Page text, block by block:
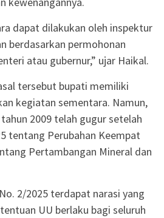
dapat dilakukan oleh inspektur
berdasarkan permohonan
atau gubernur,” ujar Haikal.
tersebut bupati memiliki
kegiatan sementara. Namun,
2009 telah gugur setelah
tentang Perubahan Keempat
Pertambangan Mineral dan
2/2025 terdapat narasi yang
UU berlaku bagi seluruh